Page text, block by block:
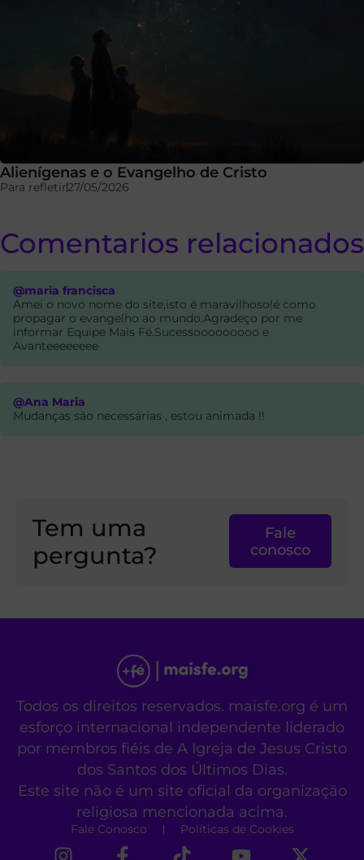
Alienígenas e o Evangelho de Cristo
Para refletir27/05/2026
Comentarios relacionados
@maria francisca
Amei o novo nome do site,isto é maravilhoso!é como
propagar o evangelho ao mundo.Agradeço por me
informar Equipe Mais Fé.Sucessooooooooo e
Avanteeeeeeee
@Ana Maria
Mudanças são necessárias , estou animada !!
Tem uma
pergunta?
Fale
conosco
Todos os direitos reservados. maisfe.org é um
esforço internacional independente liderado
por membros fiéis de A Igreja de Jesus Cristo
dos Santos dos Últimos Dias.
Este site não é um site oficial da organização
religiosa mencionada acima.
Fale Conosco Políticas de Cookies